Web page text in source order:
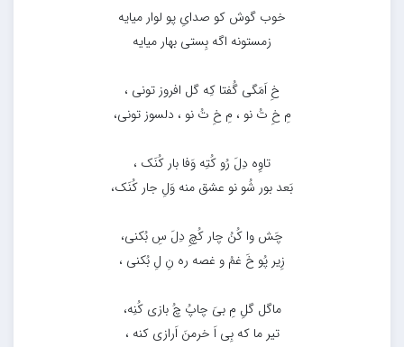
خوب گوش کو صدایِ پو لوار میایه
زمستونه اگه بِستی بهار میایه
خِ اَمَگی گُفتا کِه گل افروز تونی ،
مِ خِ تُ نو ، مِ خِ تُ نو ، دلسوز تونی،
تاوِه دِلَ رُو کُتِه وَفا بار کُنَک ،
بَعد بور شُو نو عشق منه وَلِ جار کُنَک،
چَش وا کُنُ چار کُچِ دِلَ سِ بُکنی،
زِیر پُو خَ غمُ و غصه ره نِ لِ بُکنی ،
ماگل گلِ مِ بیَ چاپُ چُ بازی کُنِه،
تیر ما که بِی اَ خرمنَ اَرازی کنه ،